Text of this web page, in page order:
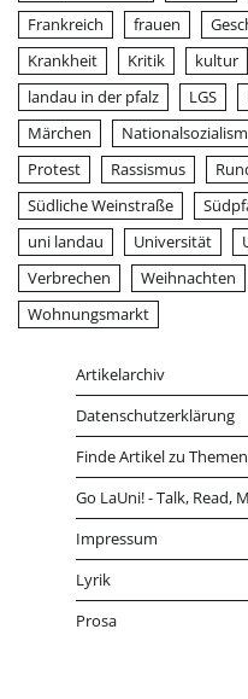
Frankreich
frauen
Krankheit
Kritik kultur
landau in der pfalz
LGS
Märchen
Protest
Rassismus
Südliche Weinstraße
uni landau
Universität
Verbrechen
Weihnachten
Wohnungsmarkt
Artikelarchiv
Datenschutzerklärung
Finde Artikel zu
Go LaUni! - Talk, Read,
Impressum
Lyrik
Prosa